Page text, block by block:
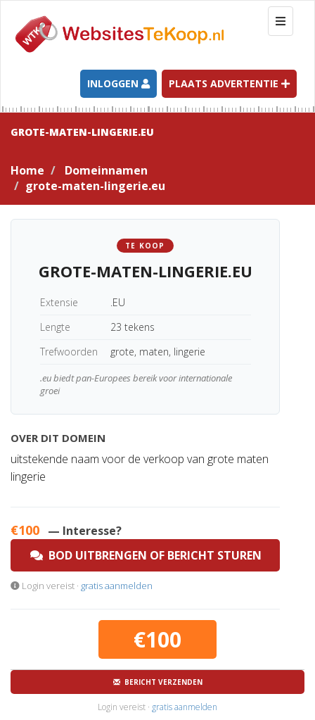
T
o
g
l
e
n
t
i
INLOGGEN PLAATS ADVERTENTIE
GROTE-MATEN-LINGERIE.EU
Home
Domeinnamen
grote-maten-lingerie.eu
TE KOOP
GROTE-MATEN-LINGERIE.EU
Extensie
.EU
Lengte
23 tekens
Trefwoorden
grote, maten, lingerie
.eu biedt pan-Europees bereik voor internationale
groei
OVER DIT DOMEIN
uitstekende naam voor de verkoop van grote maten
lingerie
€100 — Interesse?
BOD UITBRENGEN OF BERICHT STUREN
Login vereist · gratis aanmelden
€100
BERICHT VERZENDEN
Login vereist · gratis aanmelden